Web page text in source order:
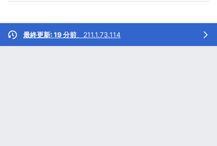
最終更新: 19 分前 211.1.73.114